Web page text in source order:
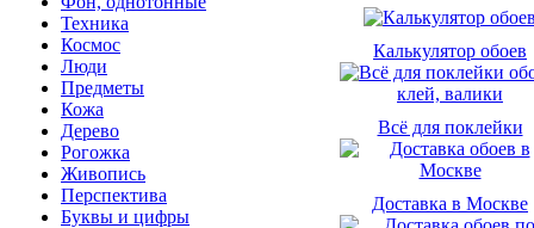
Техника
Космос
Люди
Предметы
Кожа
Дерево
Рогожка
Живопись
Перспектива
Буквы и цифры
Калькулятор обоев
Всё для поклейки
Доставка в Москве